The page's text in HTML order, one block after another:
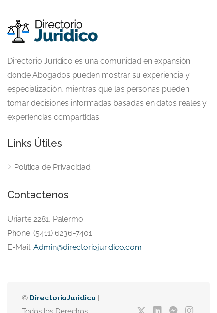
Directorio Jurídico es una comunidad en expansión
donde Abogados pueden mostrar su experiencia y
especialización, mientras que las personas pueden
tomar decisiones informadas basadas en datos reales y
experiencias compartidas.
Links Útiles
Política de Privacidad
Contactenos
Uriarte 2281, Palermo
Phone: (5411) 6236-7401
E-Mail: Admin@directoriojuridico.com
© DirectorioJuridico
Todos los Derechos